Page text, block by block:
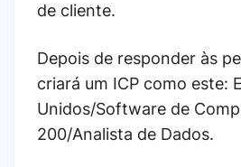
de cliente.
Depois de responder às
criará um ICP como este:
Unidos/Software de
200/Analista de Dados.